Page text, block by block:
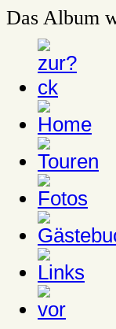
Das Album